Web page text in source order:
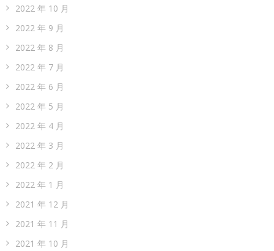
2022 年 10 月
2022 年 9 月
2022 年 8 月
2022 年 7 月
2022 年 6 月
2022 年 5 月
2022 年 4 月
2022 年 3 月
2022 年 2 月
2022 年 1 月
2021 年 12 月
2021 年 11 月
2021 年 10 月